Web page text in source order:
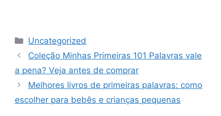
Categorias
Uncategorized
Coleção Minhas Primeiras 101 Palavras vale
a pena? Veja antes de comprar
Melhores livros de primeiras palavras: como
escolher para bebês e crianças pequenas